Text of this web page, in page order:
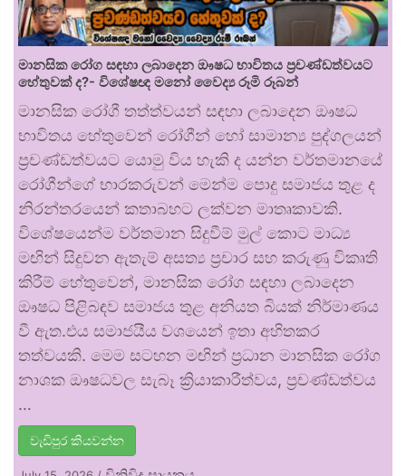
මානසික රෝග සඳහා ලබාදෙන ඖෂධ භාවිතය ප්‍රචණ්ඩත්වයට
හේතුවක් ද?- විශේෂඥ මනෝ වෛද්‍ය රූමි රූබන්
මානසික රෝගී තත්ත්වයන් සඳහා ලබාදෙන ඖෂධ
භාවිතය හේතුවෙන් රෝගීන් හෝ සාමාන්‍ය පුද්ගලයන්
ප්‍රචණ්ඩත්වයට යොමු විය හැකි ද යන්න වර්තමානයේ
රෝගීන්ගේ භාරකරුවන් මෙන්ම පොදු සමාජය තුළ ද
නිරන්තරයෙන් කතාබහට ලක්වන මාතෘකාවකි.
විශේෂයෙන්ම වර්තමාන සිදුවීම් මුල් කොට මාධ්‍ය
මඟින් සිදුවන ඇතැම් අසත්‍ය ප්‍රචාර සහ කරුණු විකෘති
කිරීම් හේතුවෙන්, මානසික රෝග සඳහා ලබාදෙන
ඖෂධ පිළිබඳව සමාජය තුළ අනියත බියක් නිර්මාණය
වී ඇත.එය සමාජයීය වශයෙන් ඉතා අහිතකර
තත්වයකි. මෙම සටහන මඟින් ප්‍රධාන මානසික රෝග
නාශක ඖෂධවල සැබෑ ක්‍රියාකාරීත්වය, ප්‍රචණ්ඩත්වය
…
වැඩිපුර කියවන්න